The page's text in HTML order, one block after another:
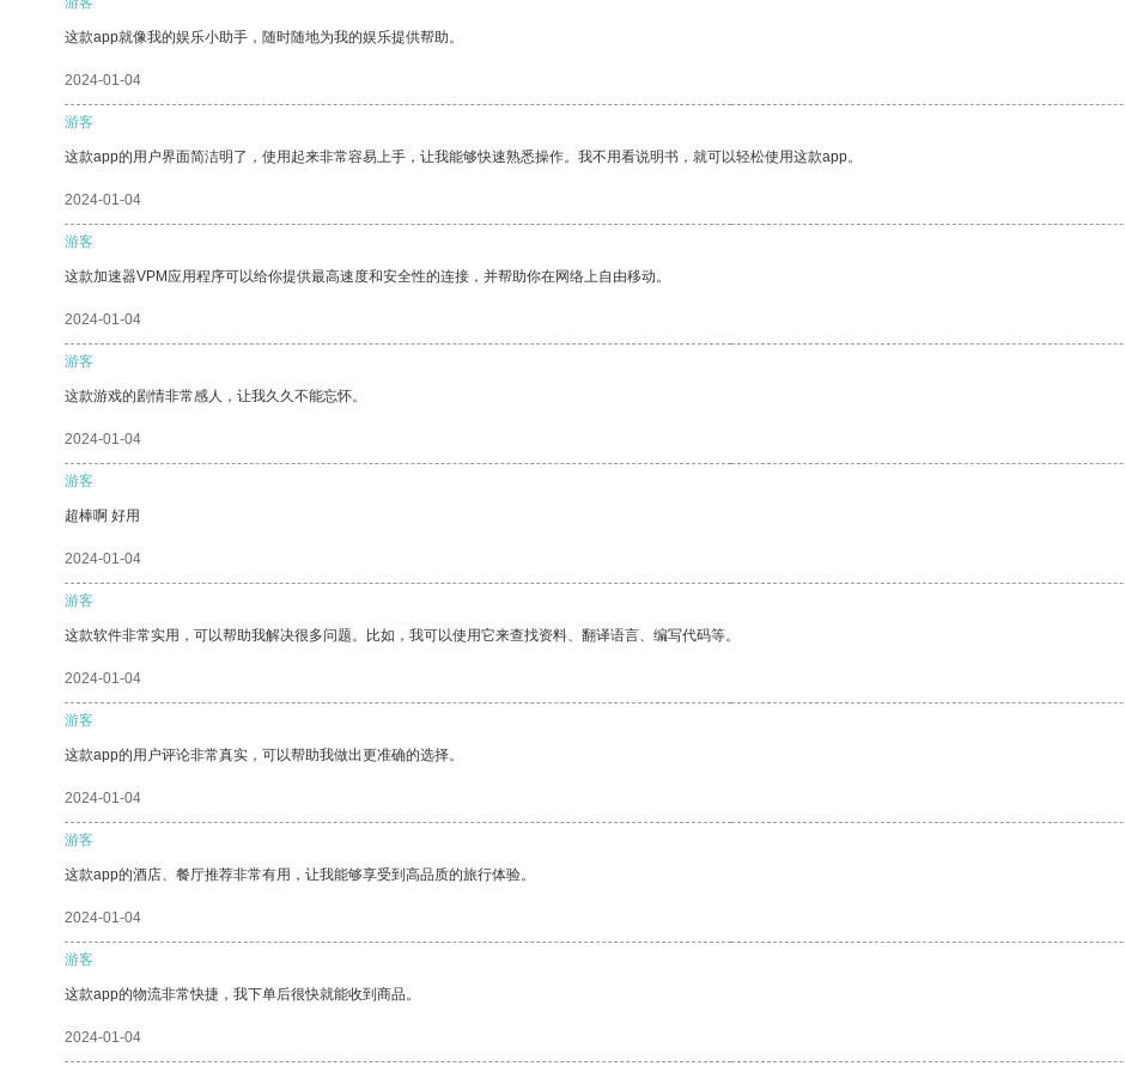
这款app就像我的娱乐小助手，随时随地为我的娱乐提供帮助。
2024-01-04
游客
这款app的用户界面简洁明了，使用起来非常容易上手，让我能够快速熟悉操作。我不用看说明书，就可以轻松使用这款app。
2024-01-04
游客
这款加速器VPM应用程序可以给你提供最高速度和安全性的连接，并帮助你在网络上自由移动。
2024-01-04
游客
这款游戏的剧情非常感人，让我久久不能忘怀。
2024-01-04
游客
超棒啊 好用
2024-01-04
游客
这款软件非常实用，可以帮助我解决很多问题。比如，我可以使用它来查找资料、翻译语言、编写代码等。
2024-01-04
游客
这款app的用户评论非常真实，可以帮助我做出更准确的选择。
2024-01-04
游客
这款app的酒店、餐厅推荐非常有用，让我能够享受到高品质的旅行体验。
2024-01-04
游客
这款app的物流非常快捷，我下单后很快就能收到商品。
2024-01-04